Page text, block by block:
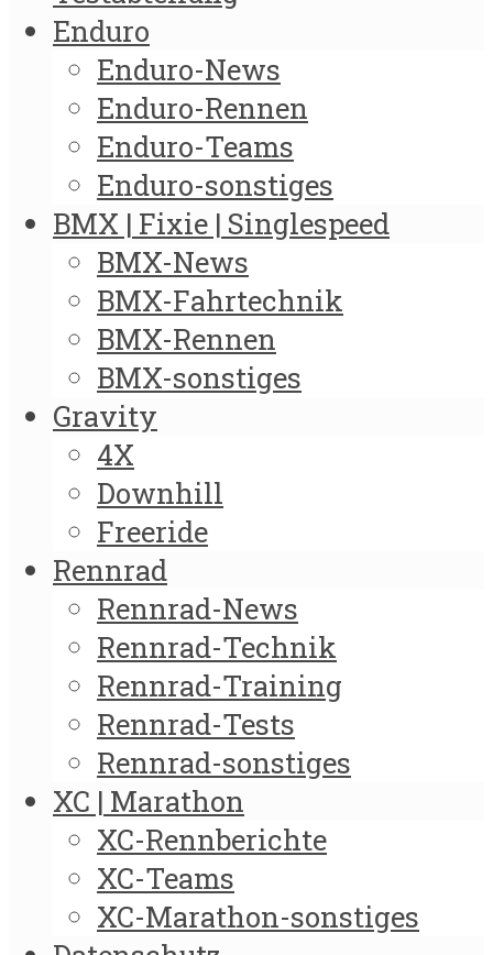
Enduro
Enduro-News
Enduro-Rennen
Enduro-Teams
Enduro-sonstiges
BMX | Fixie | Singlespeed
BMX-News
BMX-Fahrtechnik
BMX-Rennen
BMX-sonstiges
Gravity
4X
Downhill
Freeride
Rennrad
Rennrad-News
Rennrad-Technik
Rennrad-Training
Rennrad-Tests
Rennrad-sonstiges
XC | Marathon
XC-Rennberichte
XC-Teams
XC-Marathon-sonstiges